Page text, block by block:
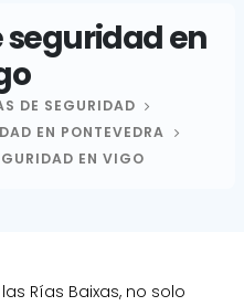
en
DE SEGURIDAD
EN PONTEVEDRA
EN VIGO
Rías Baixas, no solo